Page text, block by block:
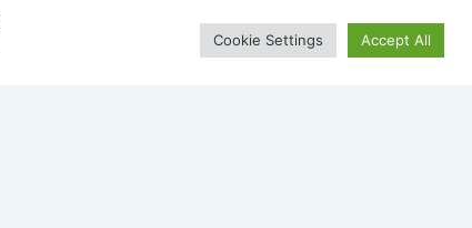
Cookie Settings Accept All